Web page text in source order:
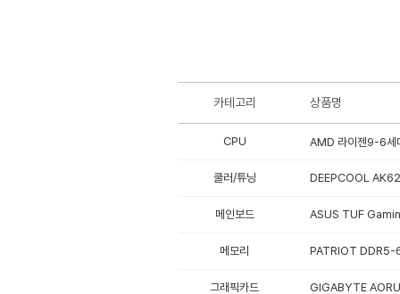
카테고리 상품명
CPU AMD 라이젠9-6세
쿨러/튜닝 DEEPCOOL
메인보드 ASUS TUF
메모리 PATRIOT
그래픽카드 GIGABYTE